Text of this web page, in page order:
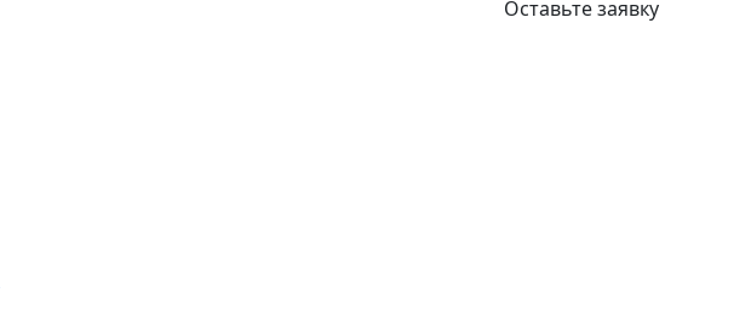
Оставьте заявку